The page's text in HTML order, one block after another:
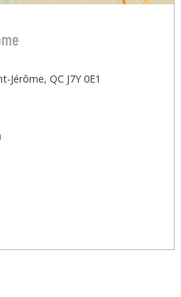
Jérôme, QC J7Y 0E1